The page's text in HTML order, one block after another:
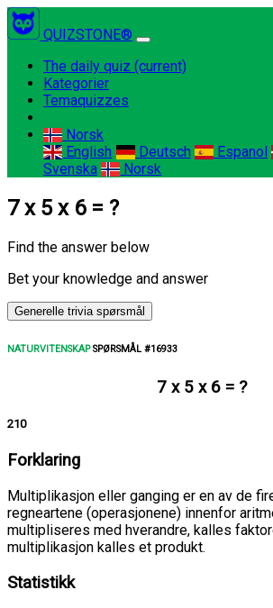
QUIZSTONE®
The daily quiz (current)
Kategorier
Temaquizzes
Norsk
English
Deutsch Espanol
Svenska
Norsk
7 x 5 x 6 = ?
Find the answer below
Bet your knowledge and answer
Generelle trivia spørsmål
NATURVITENSKAPSPØRSMÅL #16933
7 x 5 x 6 = ?
210
Forklaring
Multiplikasjon eller ganging er en av de
regneartene (operasjonene) innenfor
multipliseres med hverandre, kalles
multiplikasjon kalles et produkt.
Statistikk